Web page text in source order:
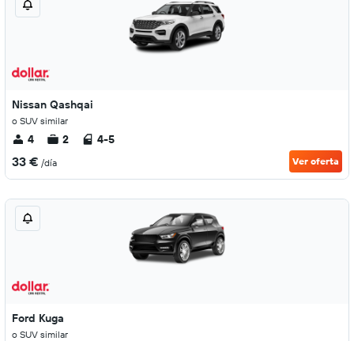
Nissan Qashqai
o SUV similar
4 2 4-5
33 € /día Ver oferta
Ford Kuga
o SUV similar